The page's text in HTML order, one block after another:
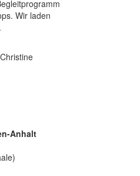
Wir laden
Anhalt